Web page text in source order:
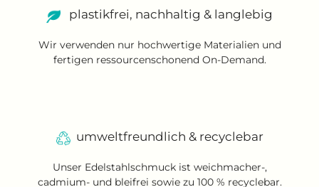
plastikfrei, nachhaltig & langlebig
Wir verwenden nur hochwertige Materialien und
fertigen ressourcenschonend On-Demand.
umweltfreundlich & recyclebar
Unser Edelstahlschmuck ist weichmacher-,
cadmium- und bleifrei sowie zu 100 % recyclebar.